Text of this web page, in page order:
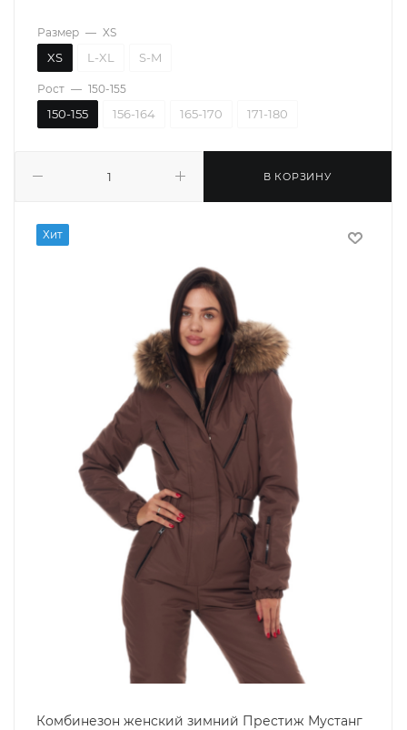
В КОРЗИНУ
Размер — XS
XS L-XL S-M
Рост — 150-155
150-155 156-164 165-170 171-180
Хит
Комбинезон женский зимний Престиж Мустанг